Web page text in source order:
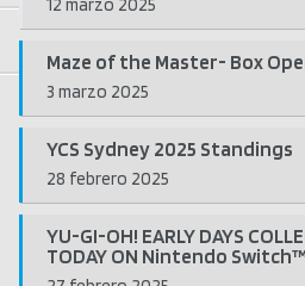
12 marzo 2025
Maze of the Master- Box
3 marzo 2025
YCS Sydney 2025 Standings
28 febrero 2025
YU-GI-OH! EARLY DAYS
TODAY ON Nintendo